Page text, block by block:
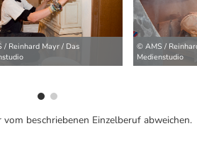
/ Reinhard Mayr / Das
© AMS /
Medienstudio
beschriebenen Einzelberuf abweichen.